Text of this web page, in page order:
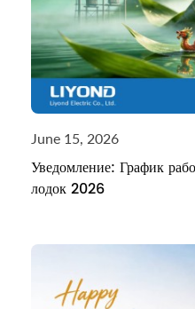
June 15, 2026
Уведомление: График
лодок 2026